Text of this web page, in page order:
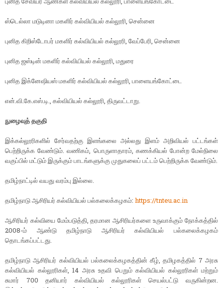
ஸ்டெல்லா மடுடினா மகளிர் கல்வியியல் கல்லூரி, சென்னை
புனித கிறிஸ்டோபர் மகளிர் கல்வியியல் கல்லூரி, வேப்பேரி, சென்னை
புனித ஜஸ்டின் மகளிர் கல்வியியல் கல்லூரி, மதுரை
புனித இக்னேஷியஸ் மகளிர் கல்வியியல் கல்லூரி, பாளையங்கோட்டை
என்.வி.கே.எஸ்.டி., கல்வியியல் கல்லூரி, திருவட்டாறு.
நுழைவுத் தகுதி
இக்கல்லூரிகளில் சேர்வதற்கு இளங்கலை அல்லது இளம் அறிவியல் பட்டங்கள்
பெற்றிருக்க வேண்டும். வணிகம், பொருளாதாரம், கணக்கியல் போன்ற மேல்நிலை
வகுப்பில் மட்டும் இருக்கும் பாடங்களுக்கு முதுகலைப் பட்டம் பெற்றிருக்க வேண்டும்.
தமிழ்நாட்டில் வயது வரம்பு இல்லை.
தமிழ்நாடு ஆசிரியர் கல்வியியல் பல்கலைக்கழகம்: https://tnteu.ac.in
ஆசிரியர் கல்வியை மேம்படுத்தி, தரமான ஆசிரியர்களை உருவாக்கும் நோக்கத்தில்
2008-ம் ஆண்டு தமிழ்நாடு ஆசிரியர் கல்வியியல் பல்கலைக்கழகம்
தொடங்கப்பட்டது.
தமிழ்நாடு ஆசிரியர் கல்வியியல் பல்கலைக்கழகத்தின் கீழ், தமிழகத்தில் 7 அரசு
கல்வியியல் கல்லூரிகள், 14 அரசு உதவி பெறும் கல்வியியல் கல்லூரிகள் மற்றும்
சுமார் 700 தனியார் கல்வியியல் கல்லூரிகள் செயல்பட்டு வருகின்றன.